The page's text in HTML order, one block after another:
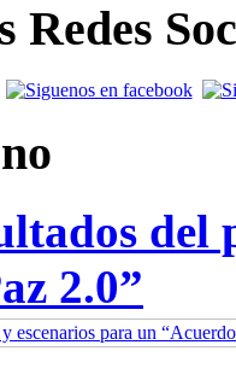
Redes
del
2.0”